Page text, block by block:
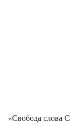
«Свобода слова